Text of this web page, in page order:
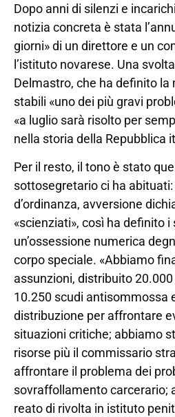
Dopo anni di silenzi e
notizia concreta è stata
giorni» di un direttore e un
l’istituto novarese. Una
Delmastro, che ha definito la
stabili «uno dei più gravi
«a luglio sarà risolto per
nella storia della Repubblica
Per il resto, il tono è stato
sottosegretario ci ha
d’ordinanza, avversione
«scienziati», così ha definito
un’ossessione numerica
corpo speciale. «Abbiamo
assunzioni, distribuito
10.250 scudi antisommossa
distribuzione per affrontare
situazioni critiche; abbiamo
risorse più il commissario
affrontare il problema dei
sovraffollamento carcerario;
reato di rivolta in istituto